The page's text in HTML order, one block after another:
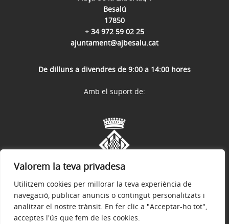
Valorem la teva privadesa
Utilitzem cookies per millorar la teva experiència de
navegació, publicar anuncis o contingut personalitzats i
analitzar el nostre trànsit. En fer clic a "Acceptar-ho tot",
acceptes l'ús que fem de les cookies.
Besalú
17850
+ 34 972 59 02 25
ajuntament@ajbesalu.cat
De dilluns a divendres de 9:00 a 14:00 hores
Avís legal Política de privacitat
Amb el suport de: